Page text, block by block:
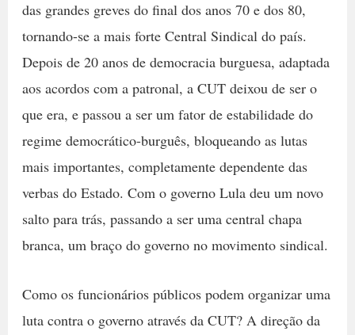
das grandes greves do final dos anos 70 e dos 80,
tornando-se a mais forte Central Sindical do país.
Depois de 20 anos de democracia burguesa, adaptada
aos acordos com a patronal, a CUT deixou de ser o
que era, e passou a ser um fator de estabilidade do
regime democrático-burguês, bloqueando as lutas
mais importantes, completamente dependente das
verbas do Estado. Com o governo Lula deu um novo
salto para trás, passando a ser uma central chapa
branca, um braço do governo no movimento sindical.
Como os funcionários públicos podem organizar uma
luta contra o governo através da CUT? A direção da